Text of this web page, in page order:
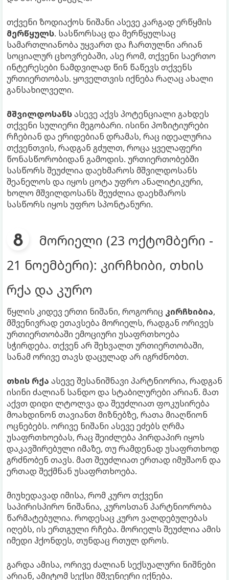
თქვენი ზოდიაქოს ნიშანი ასევე კარგად ერწყმის
მერწყულს. სასწორსაც და მერწყულსაც
სამართლიანობა უყვართ და ჩართულნი არიან
სოციალურ ცხოვრებაში, ასე რომ, თქვენი საერთო
ინტერესები ნამდვილად წინ წაწევს თქვენს
ურთიერთობას. ყოველთვის იქნება რაღაც ახალი
განსახილველი.
მშვილდოსანსასევე აქვს პოტენციალი გახდეს
თქვენი სულიერი მეგობარი. ისინი პოზიტიურები
რჩებიან და ერიდებიან დრამას, რაც იდეალურია
თქვენთვის, რადგან გძულთ, როცა ყველაფერი
წონასწორობიდან გამოდის. ურთიერთობებში
სასწორს შეუძლია დაეხმაროს მშვილდოსანს
შეანელოს და იყოს ცოტა უფრო ანალიტიკური,
ხოლო მშვილდოსანს შეუძლია დაეხმაროს
სასწორს იყოს უფრო სპონტანური.
მორიელი (23 ოქტომბერი -
21 ნოემბერი): კირჩხიბი, თხის
რქა და კურო
წყლის კიდევ ერთი ნიშანი, როგორიც კირჩხიბია,
მშვენივრად ეთავსება მორიელს, რადგან ორივეს
ურთიერთობაში ემოციური უსაფრთხოება
სჭირდება. თქვენ არ შეხვალთ ურთიერთობაში,
სანამ ორივე თავს დაცულად არ იგრძნობთ.
თხის რქა ასევე შესანიშნავი პარტნიორია, რადგან
ისინი ძალიან სანდო და სტაბილურები არიან. მათ
აქვთ დიდი ლტოლვა და შეუძლიათ ფოკუსირება
მოახდინონ თავიანთ მიზნებზე, რათა მიაღწიონ
ოცნებებს. ორივე ნიშანი ასევე ეძებს ღრმა
უსაფრთხოებას, რაც შეიძლება პირდაპირ იყოს
დაკავშირებული იმაზე, თუ რამდენად უსაფრთხოდ
გრძნობენ თავს. მათ შეუძლიათ ერთად იმუშაონ და
ერთად შექმნან უსაფრთხოება.
მიუხედავად იმისა, რომ კურო თქვენი
საპირისპირო ნიშანია, კუროსთან პარტნიორობა
წარმატებულია. როდესაც კურო ვალდებულებას
იღებს, ის ერთგული რჩება. მორიელს შეუძლია ამის
იმედი ჰქონდეს, თუნდაც რთულ დროს.
გარდა ამისა, ორივე ძალიან სექსუალური ნიშნები
არიან, ამიტომ სექსი მშვენიერი იქნება.